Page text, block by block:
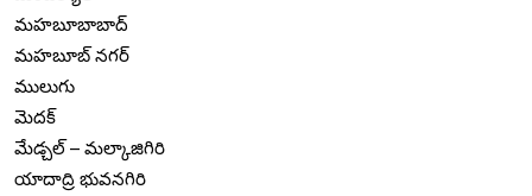
మహబూబాబాద్
మహబూబ్ నగర్
ములుగు
మెదక్
మేడ్చల్ – మల్కాజిగిరి
యాదాద్రి భువనగిరి